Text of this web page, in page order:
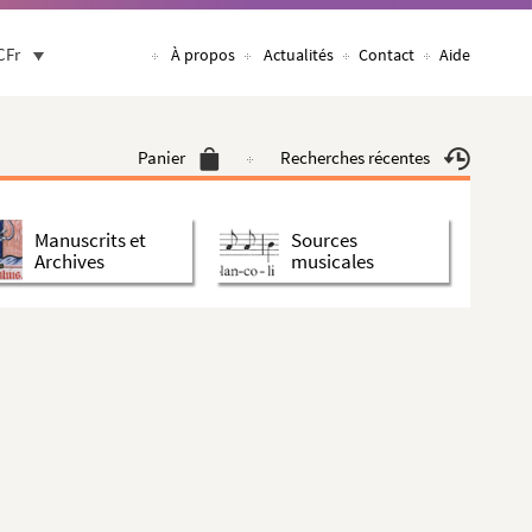
À propos Actualités Contact Aide
Panier Recherches récentes
Manuscrits et
Archives
Sources
musicales